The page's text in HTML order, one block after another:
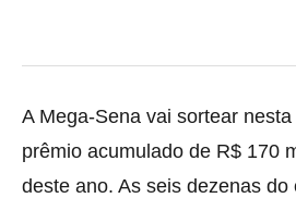
A Mega-Sena vai sortear
prêmio acumulado de R$ 170
deste ano. As seis dezenas do